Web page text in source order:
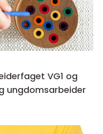
VG1 og
ungdomsarbeider